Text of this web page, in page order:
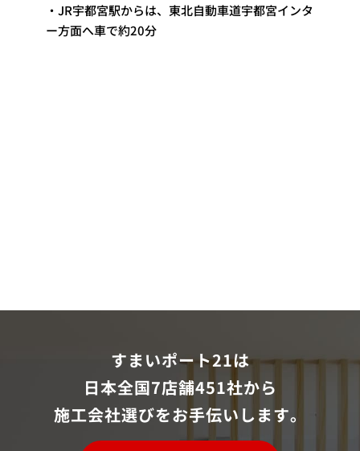
・JR宇都宮駅からは、東北自動車道宇都宮インタ
ー方面へ車で約20分
すまいポート21は
日本全国7店舗451社から
施工会社選びをお手伝いします。